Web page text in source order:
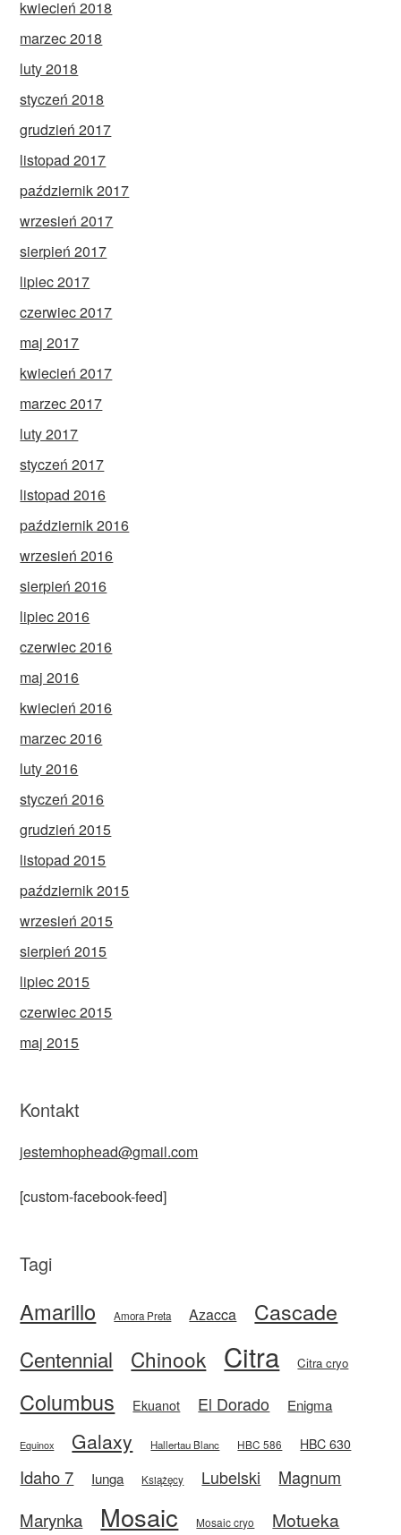
kwiecień 2018
marzec 2018
luty 2018
styczeń 2018
grudzień 2017
listopad 2017
październik 2017
wrzesień 2017
sierpień 2017
lipiec 2017
czerwiec 2017
maj 2017
kwiecień 2017
marzec 2017
luty 2017
styczeń 2017
listopad 2016
październik 2016
wrzesień 2016
sierpień 2016
lipiec 2016
czerwiec 2016
maj 2016
kwiecień 2016
marzec 2016
luty 2016
styczeń 2016
grudzień 2015
listopad 2015
październik 2015
wrzesień 2015
sierpień 2015
lipiec 2015
czerwiec 2015
maj 2015
Kontakt
jestemhophead@gmail.com
[custom-facebook-feed]
Tagi
Amarillo Amora Preta Azacca Cascade
Centennial Chinook Citra Citra cryo
Columbus Ekuanot El Dorado Enigma
Equinox Galaxy Hallertau Blanc HBC 586 HBC 630
Idaho 7 Iunga Książęcy Lubelski
Magnum
Marynka
Mosaic Mosaic cryo Motueka